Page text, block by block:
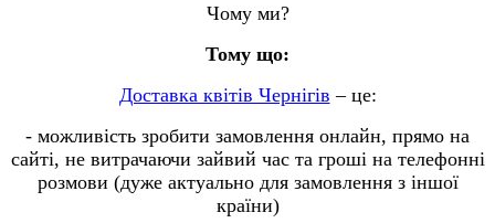
Чому ми?
Тому що:
Доставка квітів Чернігів – це:
- можливість зробити замовлення онлайн, прямо на
сайті, не витрачаючи зайвий час та гроші на телефонні
розмови (дуже актуально для замовлення з іншої
країни)